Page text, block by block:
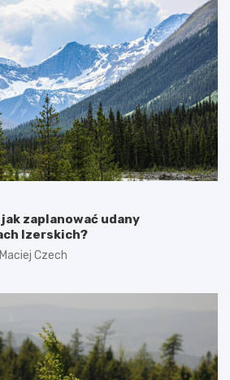
jak zaplanować udany
Izerskich?
Maciej Czech